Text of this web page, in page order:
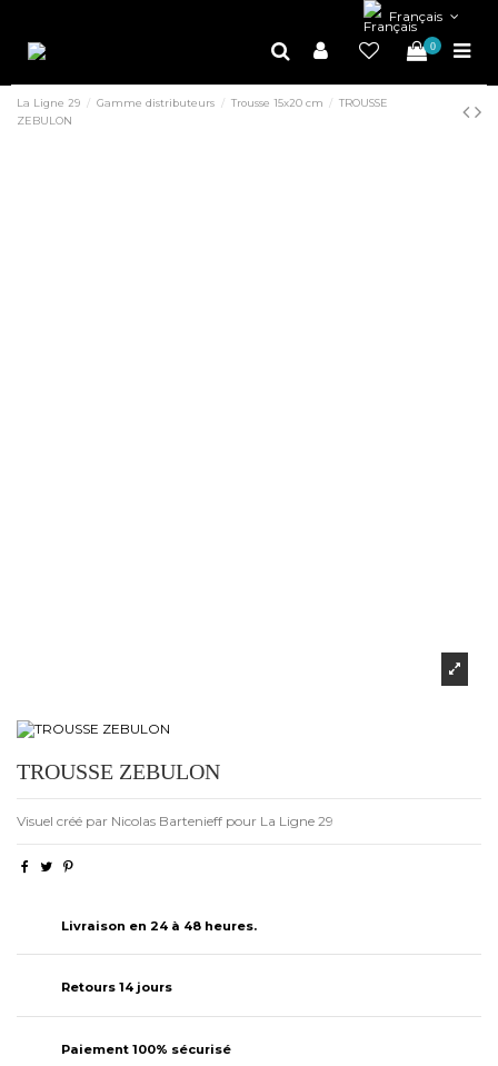
Français
0
La Ligne 29 Gamme distributeurs Trousse 15x20 cm
TROUSSE
ZEBULON
TROUSSE ZEBULON
Visuel créé par Nicolas Bartenieff pour La Ligne 29
Livraison en 24 à 48 heures.
Retours 14 jours
Paiement 100% sécurisé